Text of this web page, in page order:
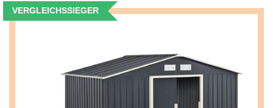
VERGLEICHSSIEGER